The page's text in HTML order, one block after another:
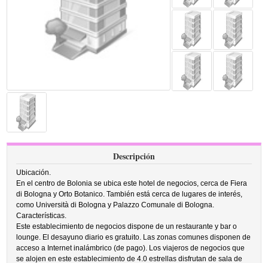
Descripción
Ubicación.
En el centro de Bolonia se ubica este hotel de negocios, cerca de Fiera
di Bologna y Orto Botanico. También está cerca de lugares de interés,
como Università di Bologna y Palazzo Comunale di Bologna.
Características.
Este establecimiento de negocios dispone de un restaurante y bar o
lounge. El desayuno diario es gratuito. Las zonas comunes disponen de
acceso a Internet inalámbrico (de pago). Los viajeros de negocios que
se alojen en este establecimiento de 4.0 estrellas disfrutan de sala de